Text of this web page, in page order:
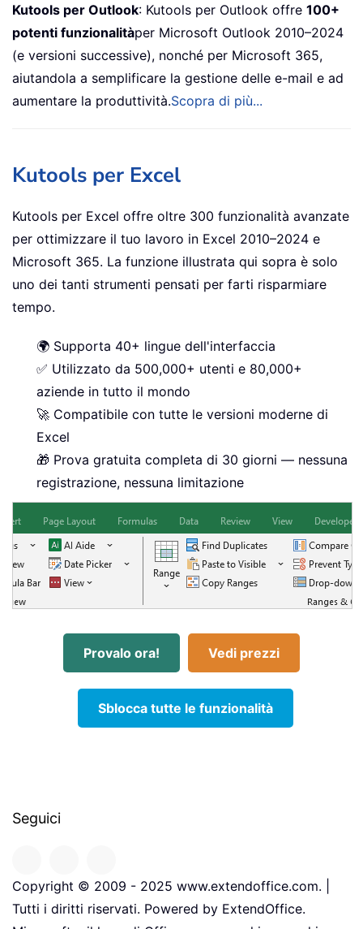
Kutools per Outlook: Kutools per Outlook offre 100+
potenti funzionalitàper Microsoft Outlook 2010–2024
(e versioni successive), nonché per Microsoft 365,
aiutandola a semplificare la gestione delle e-mail e ad
aumentare la produttività.Scopra di più...
Kutools per Excel
Kutools per Excel offre oltre 300 funzionalità avanzate
per ottimizzare il tuo lavoro in Excel 2010–2024 e
Microsoft 365. La funzione illustrata qui sopra è solo
uno dei tanti strumenti pensati per farti risparmiare
tempo.
🌍 Supporta 40+ lingue dell'interfaccia
✅ Utilizzato da 500,000+ utenti e 80,000+
aziende in tutto il mondo
🚀 Compatibile con tutte le versioni moderne di
Excel
🎁 Prova gratuita completa di 30 giorni — nessuna
registrazione, nessuna limitazione
Provalo ora! Vedi prezzi
Sblocca tutte le funzionalità
Seguici
Copyright © 2009 - 2025 www.extendoffice.com. |
Tutti i diritti riservati. Powered by ExtendOffice.